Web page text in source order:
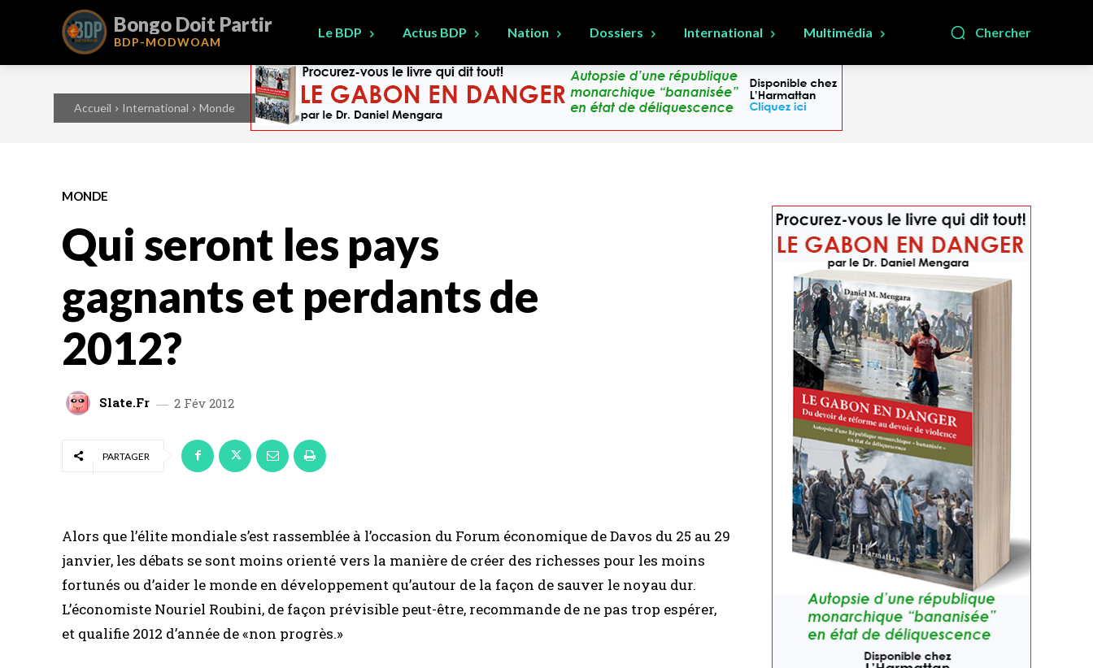
Bongo Doit Partir
BDP-MODWOAM
Chercher
Le BDP Actus BDP Nation Dossiers International Multimédia
Accueil International Monde
MONDE
Qui seront les pays
gagnants et perdants de
2012?
Slate.fr 2 Fév 2012
PARTAGER
Alors que l’élite mondiale s’est rassemblée à l’occasion du Forum économique de Davos du 25 au 29
janvier, les débats se sont moins orienté vers la manière de créer des richesses pour les moins
fortunés ou d’aider le monde en développement qu’autour de la façon de sauver le noyau dur.
L’économiste Nouriel Roubini, de façon prévisible peut-être, recommande de ne pas trop espérer,
et qualifie 2012 d’année de «non progrès.»